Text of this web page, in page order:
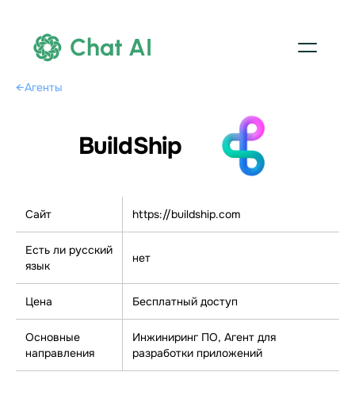
Chat AI
←Агенты
BuildShip
Сайт https://buildship.com
Есть ли русский
язык
нет
Цена Бесплатный доступ
Основные
направления
Инжиниринг ПО, Агент для
разработки приложений